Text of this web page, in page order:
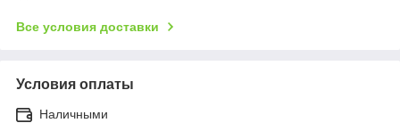
Все условия доставки
Условия оплаты
Наличными